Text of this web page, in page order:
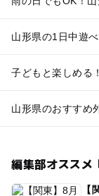
山形県の1日中遊
子どもと楽しめる
山形県のおすすめ
編集部オススメ
【